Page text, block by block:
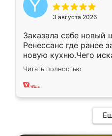
3 августа 2026
Заказала себе новый
Ренессанс где ранее
новую кухню.Чего
вполне довольна.
два года, нареканий
Читать полностью